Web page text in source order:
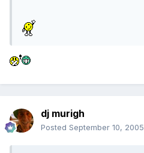
dj murigh
Posted September 10, 2005